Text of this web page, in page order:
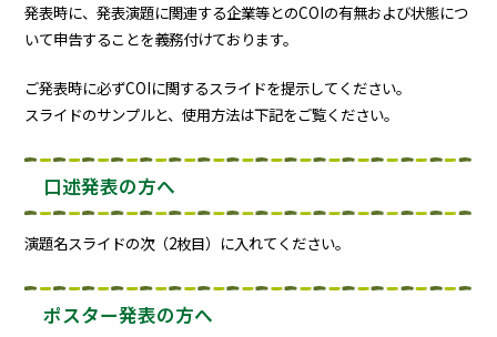
発表時に、発表演題に関連する企業等とのCOIの有無および状態につ
いて申告することを義務付けております。
ご発表時に必ずCOIに関するスライドを提示してください。
スライドのサンプルと、使用方法は下記をご覧ください。
口述発表の方へ
演題名スライドの次（2枚目）に入れてください。
ポスター発表の方へ